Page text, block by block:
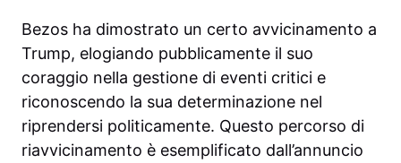
Bezos ha dimostrato un certo avvicinamento a
Trump, elogiando pubblicamente il suo
coraggio nella gestione di eventi critici e
riconoscendo la sua determinazione nel
riprendersi politicamente. Questo percorso di
riavvicinamento è esemplificato dall’annuncio